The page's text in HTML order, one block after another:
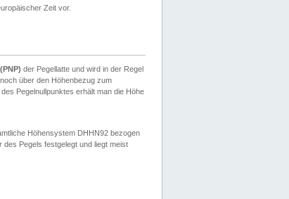
Zeit vor.
der Pegellatte und wird in der Regel
über den Höhenbezug zum
Pegelnullpunktes erhält man die Höhe
Höhensystem DHHN92 bezogen
Pegels festgelegt und liegt meist